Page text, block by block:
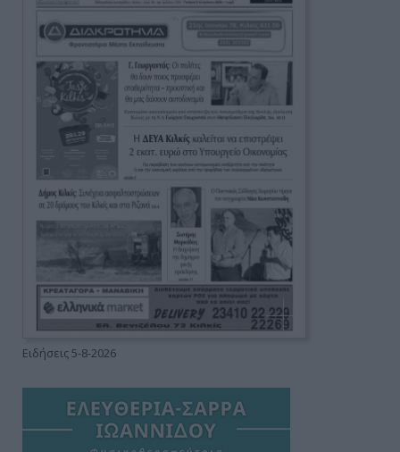
Ειδήσεις 5-8-2026